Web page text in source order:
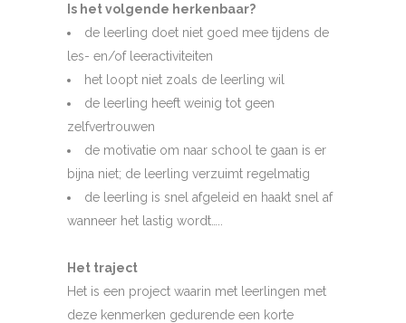
Is het volgende herkenbaar?
de leerling doet niet goed mee tijdens de
les- en/of leeractiviteiten
het loopt niet zoals de leerling wil
de leerling heeft weinig tot geen
zelfvertrouwen
de motivatie om naar school te gaan is er
bijna niet; de leerling verzuimt regelmatig
de leerling is snel afgeleid en haakt snel af
wanneer het lastig wordt…..
Het traject
Het is een project waarin met leerlingen met
deze kenmerken gedurende een korte